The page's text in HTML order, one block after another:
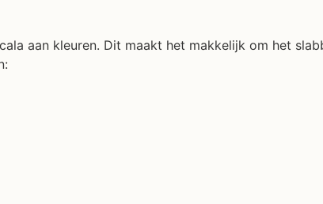
aan kleuren. Dit maakt het makkelijk om het